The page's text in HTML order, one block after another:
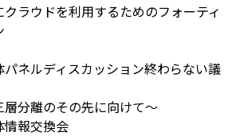
ラウドを利用するためのフォーティ
ネルディスカッション終わらない議
の先に向けて～
報交換会